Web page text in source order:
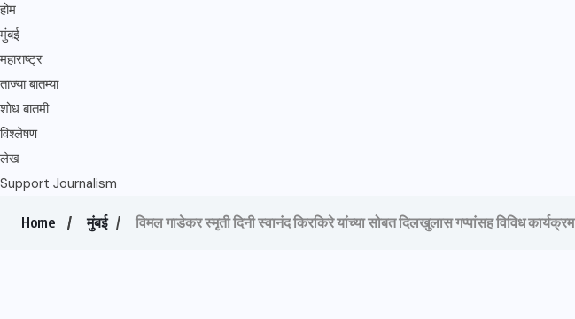
होम
मुंबई
महाराष्ट्र
ताज्या बातम्या
शोध बातमी
विश्लेषण
लेख
Support Journalism
Home मुंबई विमल गाडेकर स्मृती दिनी स्वानंद किरकिरे यांच्या सोबत दिलखुलास गप्पांसह विविध कार्यक्रम